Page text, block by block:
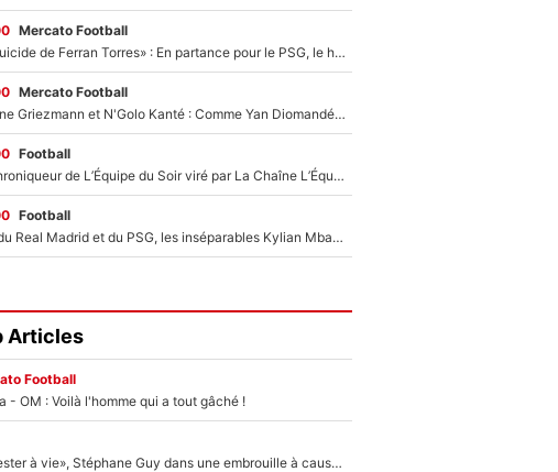
Mercato Football
«Le suicide de Ferran Torres» : En partance pour le PSG, le héros de la finale de la Coupe du monde s'attire les foudres de la presse espagnole !
Mercato Football
Antoine Griezmann et N'Golo Kanté : Comme Yan Diomandé, les deux champions du monde ont refusé de signer au PSG !
Football
Un chroniqueur de L’Équipe du Soir viré par La Chaîne L’Équipe : Même Olivier Ménard n’avait pas pu empêcher son départ, «je l’ai appris sur Twitter, je l’ai vécu assez mal»
Football
Loin du Real Madrid et du PSG, les inséparables Kylian Mbappé et Achraf Hakimi changent d'équipe le temps d'une journée !
Articles
Football
- OM : Voilà l'homme qui a tout gâché !
«Détester à vie», Stéphane Guy dans une embrouille à cause du PSG !